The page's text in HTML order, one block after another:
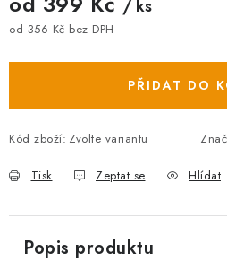
/ ks
od 356 Kč bez DPH
PŘIDAT DO
Kód zboží: Zvolte variantu
Tisk Zeptat se Hlídat
Popis produktu